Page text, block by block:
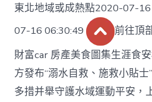
東北地域或成熱點2020-07-
07-16 06:30:49
前往頂
財富car 房產美食圖集生涯食
方發布“溺水自救、施救小貼
多措并舉守護水域運動平安，